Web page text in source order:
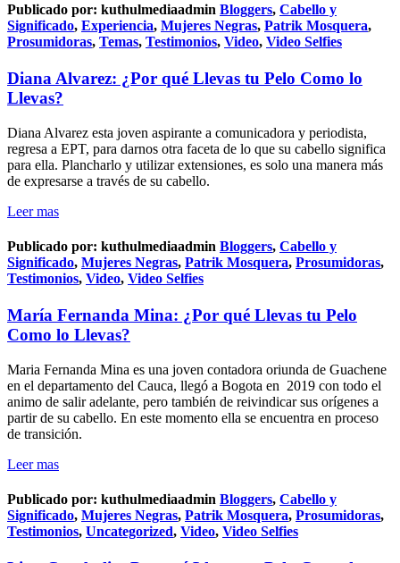
Publicado por: kuthulmediaadmin Bloggers, Cabello y
Significado, Experiencia, Mujeres Negras, Patrik Mosquera,
Prosumidoras, Temas, Testimonios, Video, Video Selfies
Diana Alvarez: ¿Por qué Llevas tu Pelo Como lo
Llevas?
Diana Alvarez esta joven aspirante a comunicadora y periodista,
regresa a EPT, para darnos otra faceta de lo que su cabello significa
para ella. Plancharlo y utilizar extensiones, es solo una manera más
de expresarse a través de su cabello.
Leer mas
Publicado por: kuthulmediaadmin Bloggers, Cabello y
Significado, Mujeres Negras, Patrik Mosquera, Prosumidoras,
Testimonios, Video, Video Selfies
María Fernanda Mina: ¿Por qué Llevas tu Pelo
Como lo Llevas?
Maria Fernanda Mina es una joven contadora oriunda de Guachene
en el departamento del Cauca, llegó a Bogota en 2019 con todo el
animo de salir adelante, pero también de reivindicar sus orígenes a
partir de su cabello. En este momento ella se encuentra en proceso
de transición.
Leer mas
Publicado por: kuthulmediaadmin Bloggers, Cabello y
Significado, Mujeres Negras, Patrik Mosquera, Prosumidoras,
Testimonios, Uncategorized, Video, Video Selfies